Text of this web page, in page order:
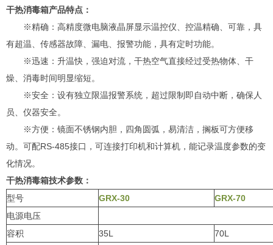
干热消毒箱产品特点：
※精确：高精度微电脑液晶屏显示温控仪、控温精确、可靠，具
有超温、传感器故障、漏电、报警功能，具有定时功能。
※迅速：升温快，强迫对流，干热空气直接经过受热物体、干
燥、消毒时间明显缩短。
※安全：设有独立限温报警系统，超过限制即自动中断，确保人
员、仪器安全。
※方便：镜面不锈钢内胆，四角圆弧，易清洁，搁板可方便移
动。可配RS-485接口，可连接打印机和计算机，能记录温度参数的变
化情况。
干热消毒箱技术参数：
型号
GRX-30
GRX-70
电源电压
容积
35L
70L